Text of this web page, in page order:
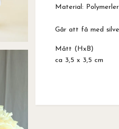
Material:
Går att få med
Mått (HxB)
ca 3,5 x 3,5 cm